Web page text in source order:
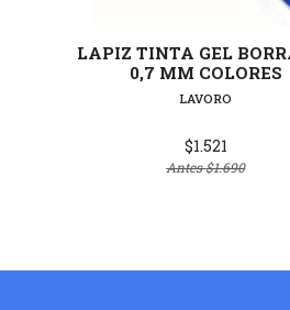
LAPIZ TINTA GEL
0,7 MM COLORES
LAVORO
$1.521
Antes$1.690